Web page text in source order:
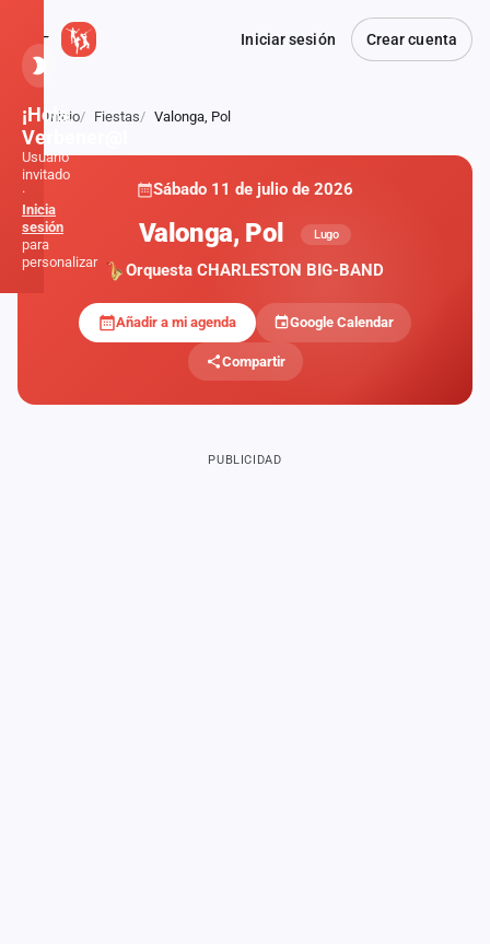
Iniciar sesión Crear cuenta
Atrás
Inicio Fiestas Valonga, Pol
Sábado 11 de julio de 2026
Valonga, Pol Lugo
Orquesta CHARLESTON BIG-BAND
Añadir a mi agenda Google Calendar
Compartir
PUBLICIDAD
¡Hola,
Verbener@!
Usuario
invitado
·
Inicia
sesión
para
personalizar